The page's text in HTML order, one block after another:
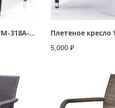
Плетеное кресло AFM-318A-Brown
5,000 ₽